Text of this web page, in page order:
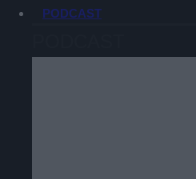
PODCAST